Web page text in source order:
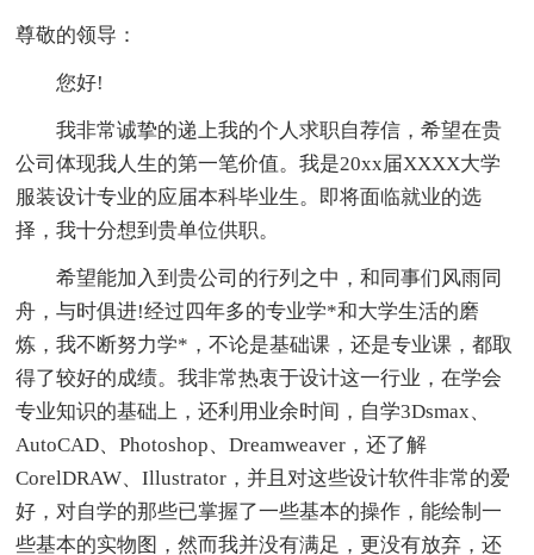
尊敬的领导：
您好!
我非常诚挚的递上我的个人求职自荐信，希望在贵
公司体现我人生的第一笔价值。我是20xx届XXXX大学
服装设计专业的应届本科毕业生。即将面临就业的选
择，我十分想到贵单位供职。
希望能加入到贵公司的行列之中，和同事们风雨同
舟，与时俱进!经过四年多的专业学*和大学生活的磨
炼，我不断努力学*，不论是基础课，还是专业课，都取
得了较好的成绩。我非常热衷于设计这一行业，在学会
专业知识的基础上，还利用业余时间，自学3Dsmax、
AutoCAD、Photoshop、Dreamweaver，还了解
CorelDRAW、Illustrator，并且对这些设计软件非常的爱
好，对自学的那些已掌握了一些基本的操作，能绘制一
些基本的实物图，然而我并没有满足，更没有放弃，还